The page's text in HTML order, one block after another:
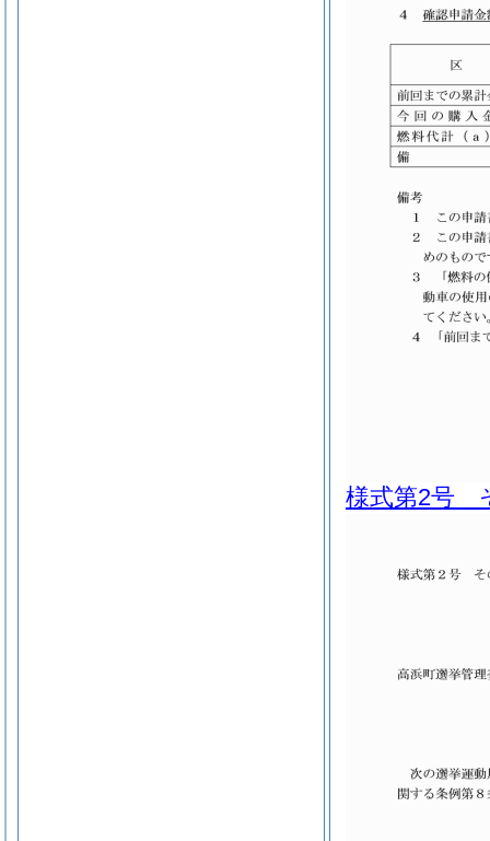
様式第2号